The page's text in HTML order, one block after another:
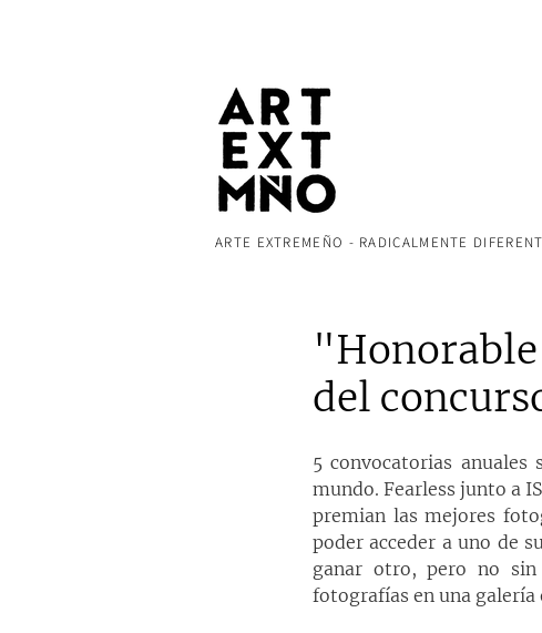
ARTE EXTREMEÑO - RADICALMENTE
del
5 convocatorias
mundo. Fearless junto a
premian las mejores
poder acceder a uno de
ganar otro, pero no
fotografías en una galería